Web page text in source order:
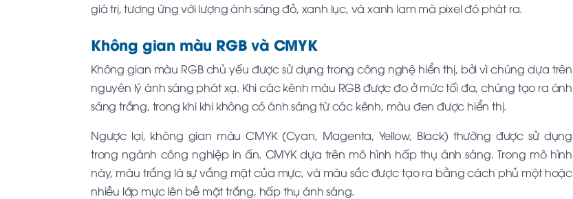
giá trị, tương ứng với lượng ánh sáng đỏ, xanh lục, và xanh lam mà pixel đó phát ra.
Không gian màu RGB và CMYK
Không gian màu RGB chủ yếu được sử dụng trong công nghệ hiển thị, bởi vì chúng dựa trên
nguyên lý ánh sáng phát xạ. Khi các kênh màu RGB được đo ở mức tối đa, chúng tạo ra ánh
sáng trắng, trong khi khi không có ánh sáng từ các kênh, màu đen được hiển thị.
Ngược lại, không gian màu CMYK (Cyan, Magenta, Yellow, Black) thường được sử dụng
trong ngành công nghiệp in ấn. CMYK dựa trên mô hình hấp thụ ánh sáng. Trong mô hình
này, màu trắng là sự vắng mặt của mực, và màu sắc được tạo ra bằng cách phủ một hoặc
nhiều lớp mực lên bề mặt trắng, hấp thụ ánh sáng.